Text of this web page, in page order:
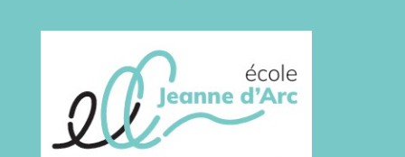
6 rue de la Bienfaisance
22 300 Lannion
Tel : 02.96.46.26.10